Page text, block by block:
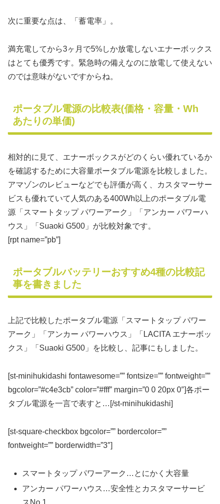
次に重要な点は、「蓄電率」。
満充電してから3ヶ月で5%しか放電しないエナーボックス
はとても優秀です。緊急時の備えなのに放電して使えない
のでは意味がないですからね。
ポータブル電源の比較表(価格・容量・Wh
あたりの単価)
相対的に見て、エナーボックスがどのくらい優れているか
を確認するために大容量ポータブル電源を比較しました。
アマゾンのレビューなどでも評価が高く、カスタマーサー
ビスも優れていて人気のある400Wh以上のポータブル電
源「スマートタップ パワーアーク」「アンカー パワーハ
ウス」「Suaoki G500」が比較対象です。
[rpt name=”pb”]
ポータブルバッテリーおすすめ4種の比較記
事を書きました
上記で比較したポータブル電源「スマートタップ パワー
アーク」「アンカー パワーハウス」「LACITA エナーボッ
クス」「Suaoki G500」を比較し、記事にもしました。
[st-minihukidashi fontawesome=”” fontsize=”” fontweight=””
bgcolor=”#c4e3cb” color=”#fff” margin=”0 0 20px 0″]各ポー
タブル電源を一言で表すと…[/st-minihukidashi]
[st-square-checkbox bgcolor=”” bordercolor=””
fontweight=”” borderwidth=”3″]
スマートタップ パワーアーク…とにかく大容量
アンカー パワーハウス…安全性とカスタマーサービ
スNo.1